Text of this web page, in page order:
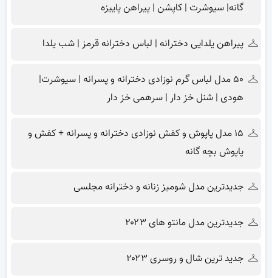
گانه| سیوشرت | کاپشن | پیراهن پاییزه
پیراهن یلدایی دخترانه | لباس دخترانه قرمز | شب یلدا
۵۰ مدل لباس گرم نوزادی دخترانه و پسرانه | سیوشرت|
هودی | شنل خز دار | سرهمی خز دار
۱۵ مدل پاپوش و کفش نوزادی دخترانه و پسرانه + کفش و
پاپوش بچه گانه
جدیدترین مدل شومیز زنانه و دخترانه مجلسی
جدیدترین مدل مانتو های ۲۰۲۳
جدید ترین شال و روسری ۲۰۲۳